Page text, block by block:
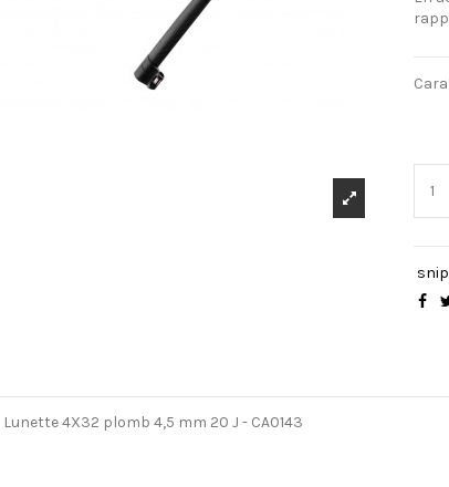
4X32 plomb 4,5 mm 20 J - CA0143